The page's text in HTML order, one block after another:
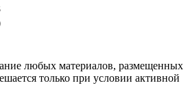
любых материалов, размещенных
только при условии активной